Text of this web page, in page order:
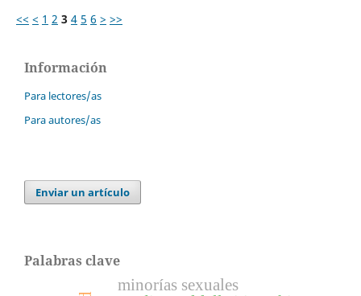
<< < 1 2 3 4 5 6 > >>
Información
Para lectores/as
Para autores/as
Enviar un artículo
Palabras clave
minorías sexuales